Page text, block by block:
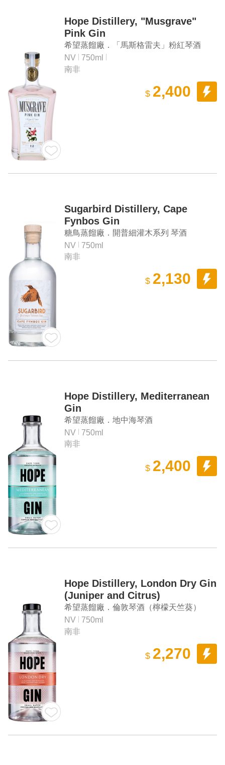
Hope Distillery, "Musgrave"
Pink Gin
希望蒸餾廠．「馬斯格雷夫」粉紅琴酒
NV
750ml
南非
$ 2,400
Sugarbird Distillery, Cape
Fynbos Gin
糖鳥蒸餾廠．開普細灌木系列 琴酒
NV
750ml
南非
$ 2,130
Hope Distillery, Mediterranean
Gin
希望蒸餾廠．地中海琴酒
NV
750ml
南非
$ 2,400
Hope Distillery, London Dry Gin
(Juniper and Citrus)
希望蒸餾廠．倫敦琴酒（檸檬天竺葵）
NV
750ml
南非
$ 2,270